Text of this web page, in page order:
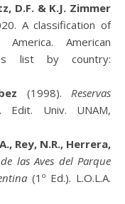
D.F. & K.J. Zimmer
A classification of
American
list by country:
(1998).Reservas
Univ. UNAM,
Rey, N.R., Herrera,
las Aves del Parque
(1º Ed.). L.O.L.A.